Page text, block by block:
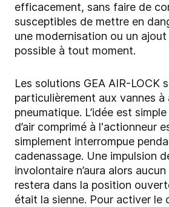
efficacement, sans faire de
susceptibles de mettre en
une modernisation ou un
possible à tout moment.
Les solutions GEA AIR-LOCK
particulièrement aux vannes à
pneumatique. L’idée est
d’air comprimé à l'actionneur
simplement interrompue
cadenassage. Une impulsion
involontaire n’aura alors
restera dans la position
était la sienne. Pour activer le